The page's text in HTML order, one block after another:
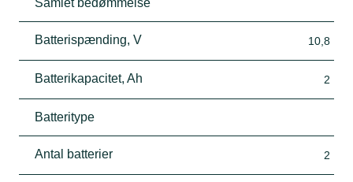
Batterispænding, V 10,8
Batterikapacitet, Ah 2
Batteritype
Antal batterier 2